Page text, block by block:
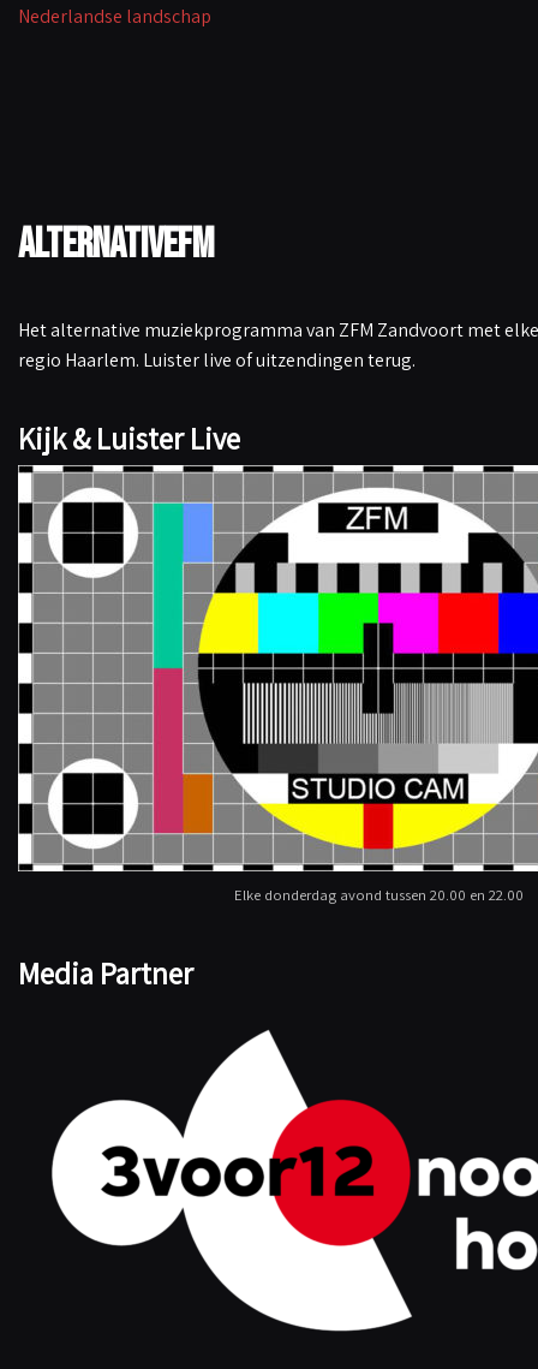
Nederlandse landschap
AlternativeFM
Het alternative muziekprogramma van ZFM Zandvoort met
regio Haarlem. Luister live of uitzendingen terug.
Kijk & Luister Live
Elke donderdag avond tussen 20.00 en 22.00
Media Partner